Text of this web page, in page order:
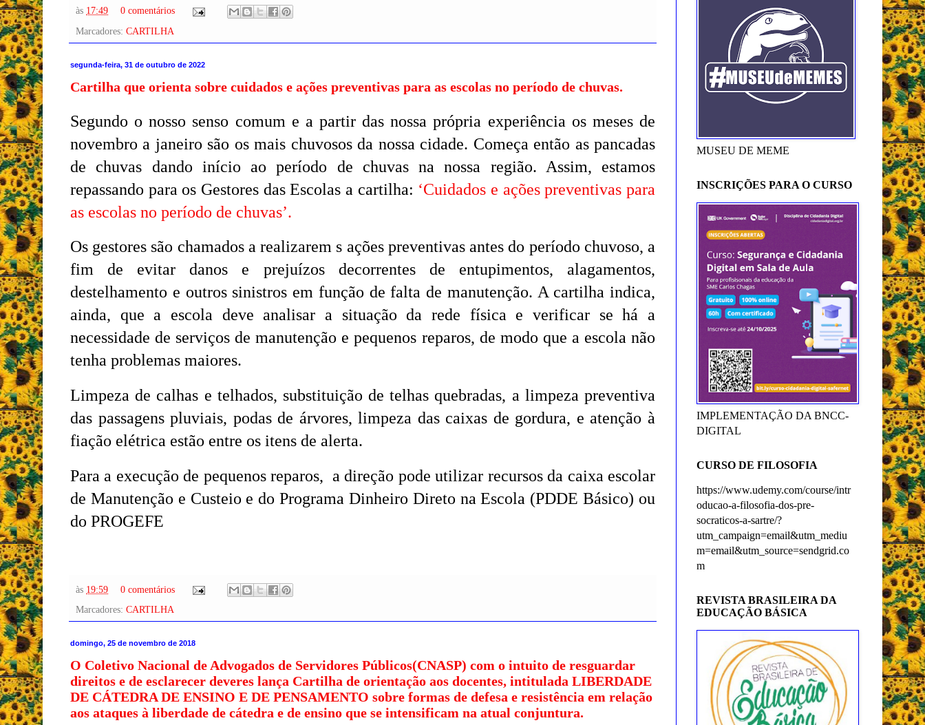
às 17:49
0 comentários
Marcadores: CARTILHA
segunda-feira, 31 de outubro de 2022
Cartilha que orienta sobre cuidados e ações preventivas para as escolas no período de chuvas.
Segundo o nosso senso comum e a partir das nossa própria experiência os meses de
novembro a janeiro são os mais chuvosos da nossa cidade. Começa então as pancadas
de chuvas dando início ao período de chuvas na nossa região. Assim, estamos
repassando para os Gestores das Escolas a cartilha: ‘Cuidados e ações preventivas para
as escolas no período de chuvas’.
Os gestores são chamados a realizarem s ações preventivas antes do período chuvoso, a
fim de evitar danos e prejuízos decorrentes de entupimentos, alagamentos,
destelhamento e outros sinistros em função de falta de manutenção. A cartilha indica,
ainda, que a escola deve analisar a situação da rede física e verificar se há a
necessidade de serviços de manutenção e pequenos reparos, de modo que a escola não
tenha problemas maiores.
Limpeza de calhas e telhados, substituição de telhas quebradas, a limpeza preventiva
das passagens pluviais, podas de árvores, limpeza das caixas de gordura, e atenção à
fiação elétrica estão entre os itens de alerta.
Para a execução de pequenos reparos, a direção pode utilizar recursos da caixa escolar
de Manutenção e Custeio e do Programa Dinheiro Direto na Escola (PDDE Básico) ou
do PROGEFE
às 19:59
0 comentários
Marcadores: CARTILHA
domingo, 25 de novembro de 2018
O Coletivo Nacional de Advogados de Servidores Públicos(CNASP) com o intuito de resguardar
direitos e de esclarecer deveres lança Cartilha de orientação aos docentes, intitulada LIBERDADE
DE CÁTEDRA DE ENSINO E DE PENSAMENTO sobre formas de defesa e resistência em relação
aos ataques à liberdade de cátedra e de ensino que se intensificam na atual conjuntura.
MUSEU DE MEME
INSCRIÇÕES PARA O CURSO
IMPLEMENTAÇÃO DA BNCC-
DIGITAL
CURSO DE FILOSOFIA
https://www.udemy.com/course/intr
oducao-a-filosofia-dos-pre-
socraticos-a-sartre/?
utm_campaign=email&utm_mediu
m=email&utm_source=sendgrid.co
m
REVISTA BRASILEIRA DA
EDUCAÇÃO BÁSICA